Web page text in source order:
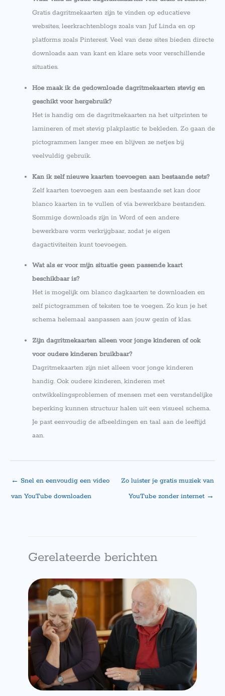
Gratis dagritmekaarten zijn te vinden op educatieve
websites, leerkrachtenblogs zoals van Juf Linda en op
platforms zoals Pinterest. Veel van deze sites bieden directe
downloads aan van kant en klare sets voor verschillende
situaties.
Hoe maak ik de gedownloade dagritmekaarten stevig en
geschikt voor hergebruik?
Het is handig om de dagritmekaarten na het uitprinten te
lamineren of met stevig plakplastic te bekleden. Zo gaan de
pictogrammen langer mee en blijven ze netjes bij
veelvuldig gebruik.
Kan ik zelf nieuwe kaarten toevoegen aan bestaande sets?
Zelf kaarten toevoegen aan een bestaande set kan door
blanco kaarten in te vullen of via bewerkbare bestanden.
Sommige downloads zijn in Word of een andere
bewerkbare vorm verkrijgbaar, zodat je eigen
dagactiviteiten kunt toevoegen.
Wat als er voor mijn situatie geen passende kaart
beschikbaar is?
Het is mogelijk om blanco dagkaarten te downloaden en
zelf pictogrammen of teksten toe te voegen. Zo kun je het
schema helemaal aanpassen aan jouw gezin of klas.
Zijn dagritmekaarten alleen voor jonge kinderen of ook
voor oudere kinderen bruikbaar?
Dagritmekaarten zijn niet alleen voor jonge kinderen
handig. Ook oudere kinderen, kinderen met
ontwikkelingsproblemen of mensen met een verstandelijke
beperking kunnen structuur halen uit een visueel schema.
Je past eenvoudig de afbeeldingen en taal aan de leeftijd
aan.
← Snel en eenvoudig een video
van YouTube downloaden
Zo luister je gratis muziek van
YouTube zonder internet →
Gerelateerde berichten